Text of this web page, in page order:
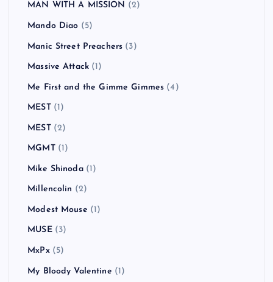
MAN WITH A MISSION (2)
Mando Diao (5)
Manic Street Preachers (3)
Massive Attack (1)
Me First and the Gimme Gimmes (4)
MEST(1)
MEST(2)
MGMT(1)
Mike Shinoda(1)
Millencolin (2)
Modest Mouse (1)
MUSE(3)
MxPx(5)
My Bloody Valentine (1)